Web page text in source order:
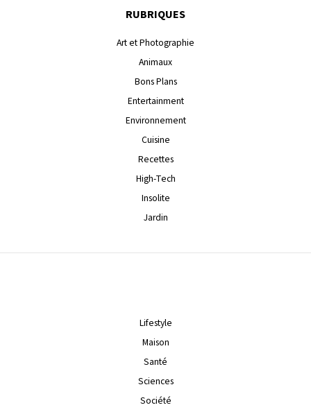
RUBRIQUES
Art et Photographie
Animaux
Bons Plans
Entertainment
Environnement
Cuisine
Recettes
High-Tech
Insolite
Jardin
Lifestyle
Maison
Santé
Sciences
Société